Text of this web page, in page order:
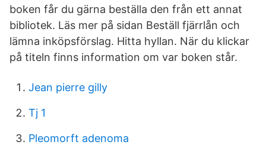
boken får du gärna beställa den från ett annat
bibliotek. Läs mer på sidan Beställ fjärrlån och
lämna inköpsförslag. Hitta hyllan. När du klickar
på titeln finns information om var boken står.
Jean pierre gilly
Tj 1
Pleomorft adenoma